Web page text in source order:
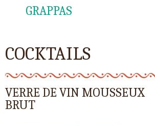
GRAPPAS
COCKTAILS
VERRE DE VIN MOUSSEUX
BRUT